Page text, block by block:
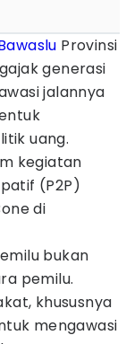
Provinsi
generasi
jalannya
uang.
kegiatan
(P2P)
di
bukan
pemilu.
khususnya
mengawasi